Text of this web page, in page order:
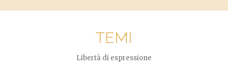
TEMI
Libertà di espressione